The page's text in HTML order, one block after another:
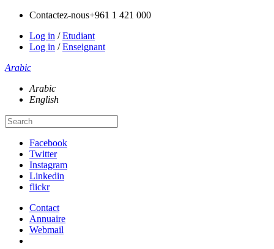
Contactez-nous+961 1 421 000
Log in /Etudiant
Log in /Enseignant
Arabic
Arabic
English
Facebook
Twitter
Instagram
Linkedin
flickr
Contact
Annuaire
Webmail